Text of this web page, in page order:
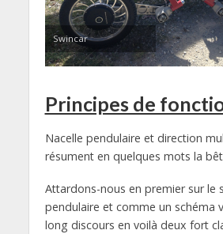
Swincar
Principes de
Nacelle pendulaire et direction
résument en quelques mots la
Attardons-nous en premier sur le
pendulaire et comme un schéma
long discours en voilà deux fort